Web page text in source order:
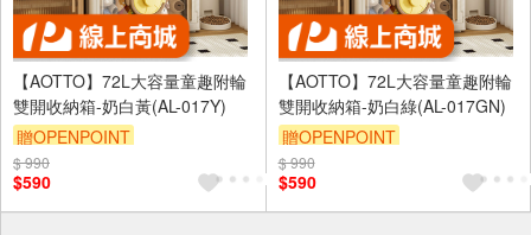
【AOTTO】72L大容量童趣附輪
雙開收納箱-奶白黃(AL-017Y)
贈OPENPOINT
滿3000享95折
$ 990
$590
【AOTTO】72L大容量童趣附輪
雙開收納箱-奶白綠(AL-017GN)
贈OPENPOINT
滿3000享95折
$ 990
$590